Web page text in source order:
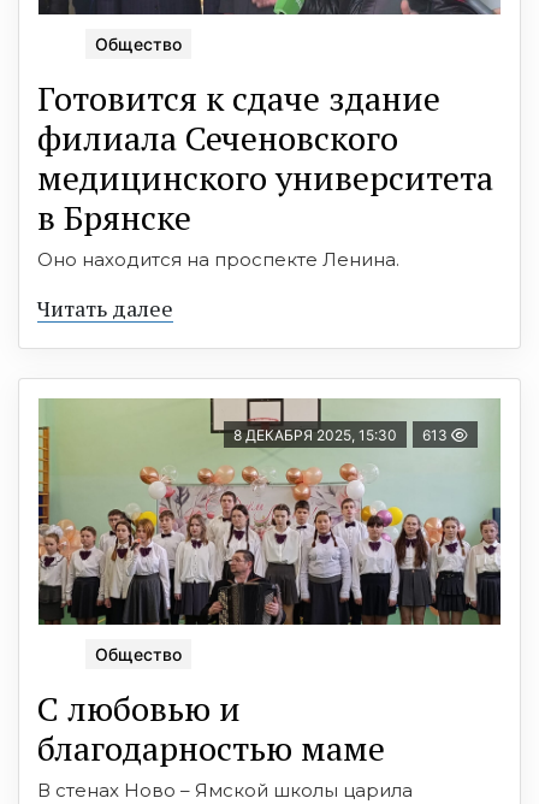
Общество
Готовится к сдаче здание
филиала Сеченовского
медицинского университета
в Брянске
Оно находится на проспекте Ленина.
Читать далее
8 ДЕКАБРЯ 2025, 15:30 613
Общество
С любовью и
благодарностью маме
В стенах Ново – Ямской школы царила